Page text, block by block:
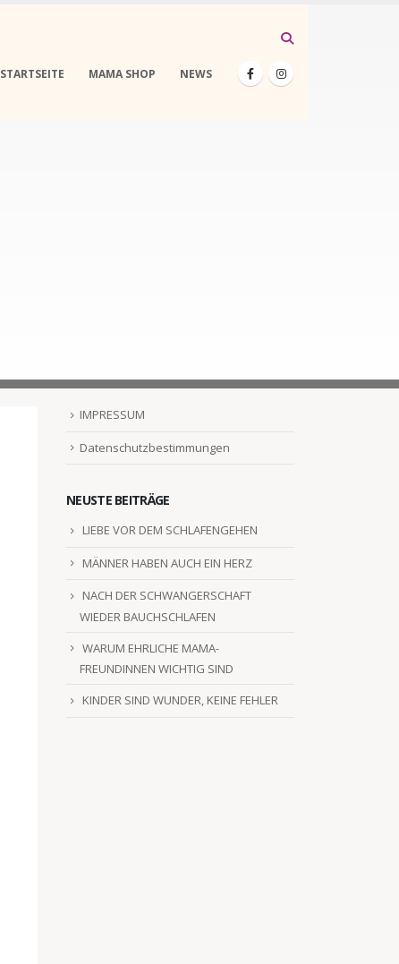
STARTSEITE MAMA SHOP NEWS
IMPRESSUM
Datenschutzbestimmungen
NEUSTE BEITRÄGE
LIEBE VOR DEM SCHLAFENGEHEN
MÄNNER HABEN AUCH EIN HERZ
NACH DER SCHWANGERSCHAFT
WIEDER BAUCHSCHLAFEN
WARUM EHRLICHE MAMA-
FREUNDINNEN WICHTIG SIND
KINDER SIND WUNDER, KEINE FEHLER